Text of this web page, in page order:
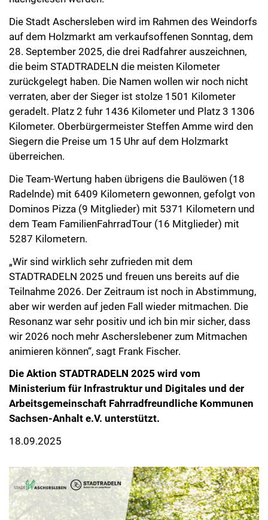
Die Stadt Aschersleben wird im Rahmen des Weindorfs
auf dem Holzmarkt am verkaufsoffenen Sonntag, dem
28. September 2025, die drei Radfahrer auszeichnen,
die beim STADTRADELN die meisten Kilometer
zurückgelegt haben. Die Namen wollen wir noch nicht
verraten, aber der Sieger ist stolze 1501 Kilometer
geradelt. Platz 2 fuhr 1436 Kilometer und Platz 3 1306
Kilometer. Oberbürgermeister Steffen Amme wird den
Siegern die Preise um 15 Uhr auf dem Holzmarkt
überreichen.
Die Team-Wertung haben übrigens die Baulöwen (18
Radelnde) mit 6409 Kilometern gewonnen, gefolgt von
Dominos Pizza (9 Mitglieder) mit 5371 Kilometern und
dem Team FamilienFahrradTour (16 Mitglieder) mit
5287 Kilometern.
„Wir sind wirklich sehr zufrieden mit dem
STADTRADELN 2025 und freuen uns bereits auf die
Teilnahme 2026. Der Zeitraum ist noch in Abstimmung,
aber wir werden auf jeden Fall wieder mitmachen. Die
Resonanz war sehr positiv und ich bin mir sicher, dass
wir 2026 noch mehr Ascherslebener zum Mitmachen
animieren können“, sagt Frank Fischer.
Die Aktion STADTRADELN 2025 wird vom
Ministerium für Infrastruktur und Digitales und der
Arbeitsgemeinschaft Fahrradfreundliche Kommunen
Sachsen-Anhalt e.V. unterstützt.
18.09.2025